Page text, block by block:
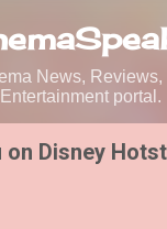
Skip to main content
News, Reviews,
Entertainment portal.
on Disney